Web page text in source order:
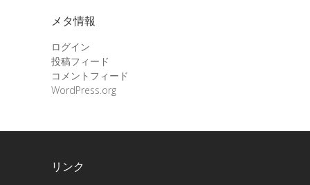
メタ情報
ログイン
投稿フィード
コメントフィード
WordPress.org
リンク